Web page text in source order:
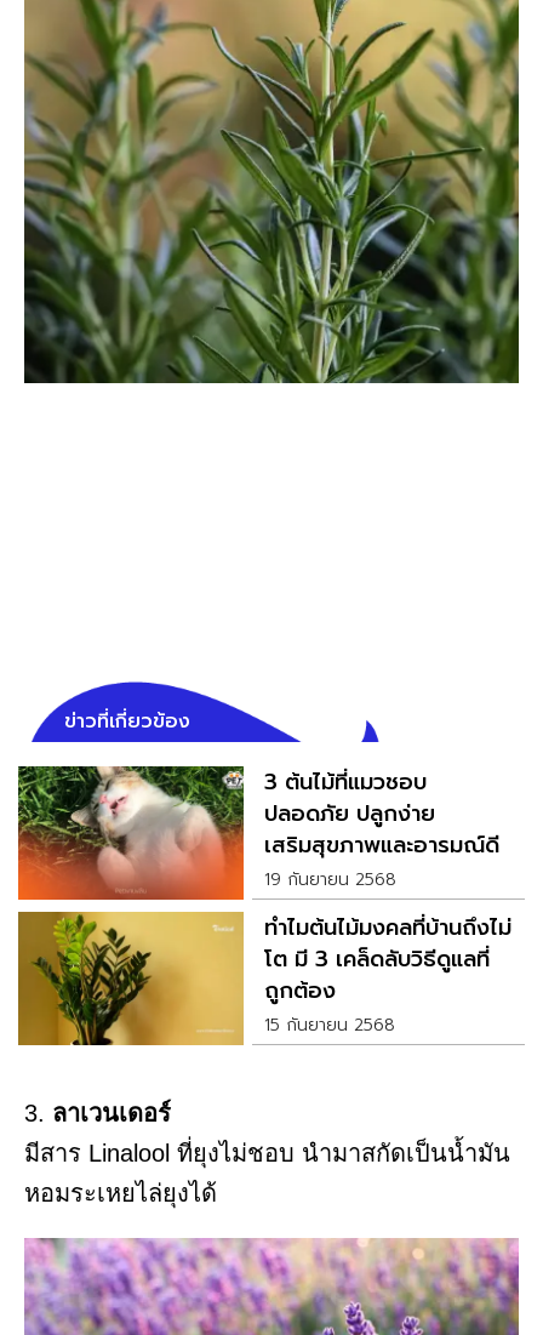
ข่าวที่เกี่ยวข้อง
3 ต้นไม้ที่แมวชอบ
ปลอดภัย ปลูกง่าย
เสริมสุขภาพและอารมณ์ดี
19 กันยายน 2568
ทำไมต้นไม้มงคลที่บ้านถึงไม่
โต มี 3 เคล็ดลับวิธีดูแลที่
ถูกต้อง
15 กันยายน 2568
3. ลาเวนเดอร์
มีสาร Linalool ที่ยุงไม่ชอบ นำมาสกัดเป็นน้ำมัน
หอมระเหยไล่ยุงได้